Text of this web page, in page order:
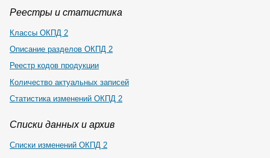
Реестры и статистика
Классы ОКПД 2
Описание разделов ОКПД 2
Реестр кодов продукции
Количество актуальных записей
Статистика изменений ОКПД 2
Списки данных и архив
Списки изменений ОКПД 2